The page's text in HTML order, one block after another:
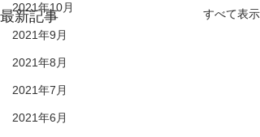
2021年10月
2021年9月
2021年8月
2021年7月
2021年6月
最新記事 すべて表示